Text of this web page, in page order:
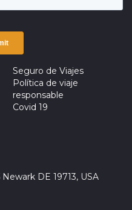
Seguro de Viajes
Política de viaje
responsable
Covid 19
DE 19713, USA